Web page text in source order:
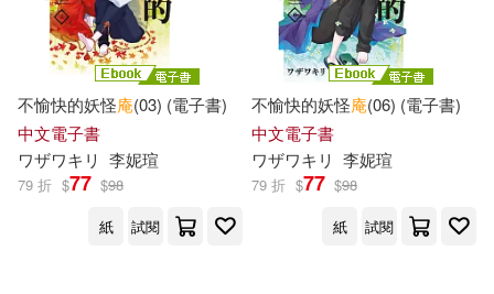
楊實誠（主編）(1) 沈衛榮(1)
無嶋樹了(1)
王君琦(1) 王婉容(1)
王挺，鍾琦（主編）(1)
科學出版社(1)
聯經出版公司(1)
花城出版社(1)
華中科技大學出版社(1)
不愉快的妖怪庵(03) (電子書)
中文電子書
ワザワキリ 李妮瑄
79 折 $77 $98
紙
試閱
不愉快的妖怪庵(06) (電子書)
中文電子書
ワザワキリ 李妮瑄
79 折 $77 $98
紙
試閱